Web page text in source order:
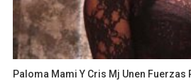
Paloma Mami Y Cris Mj Unen Fuerzas